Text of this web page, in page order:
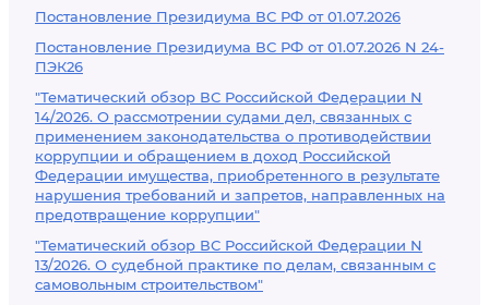
Постановление Президиума ВС РФ от 01.07.2026
Постановление Президиума ВС РФ от 01.07.2026 N 24-
ПЭК26
"Тематический обзор ВС Российской Федерации N
14/2026. О рассмотрении судами дел, связанных с
применением законодательства о противодействии
коррупции и обращением в доход Российской
Федерации имущества, приобретенного в результате
нарушения требований и запретов, направленных на
предотвращение коррупции"
"Тематический обзор ВС Российской Федерации N
13/2026. О судебной практике по делам, связанным с
самовольным строительством"